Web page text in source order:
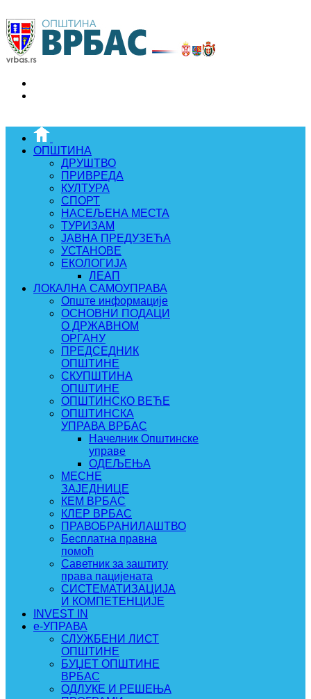
ОПШТИНА
ДРУШТВО
ПРИВРЕДА
КУЛТУРА
СПОРТ
НАСЕЉЕНА МЕСТА
ТУРИЗАМ
ЈАВНА ПРЕДУЗЕЋА
УСТАНОВЕ
ЕКОЛОГИЈА
ЛЕАП
ЛОКАЛНА САМОУПРАВА
Опште информације
ОСНОВНИ ПОДАЦИ
О ДРЖАВНОМ
ОРГАНУ
ПРЕДСЕДНИК
ОПШТИНЕ
СКУПШТИНА
ОПШТИНЕ
ОПШТИНСКО ВЕЋЕ
ОПШТИНСКА
УПРАВА ВРБАС
Начелник Општинске
управе
ОДЕЉЕЊА
МЕСНЕ
ЗАЈЕДНИЦЕ
КЕМ ВРБАС
КЛЕР ВРБАС
ПРАВОБРАНИЛАШТВО
Бесплатна правна
помоћ
Саветник за заштиту
права пацијената
СИСТЕМАТИЗАЦИЈА
И КОМПЕТЕНЦИЈЕ
INVEST IN
e-УПРАВА
СЛУЖБЕНИ ЛИСТ
ОПШТИНЕ
БУЏЕТ ОПШТИНЕ
ВРБАС
ОДЛУКЕ И РЕШЕЊА